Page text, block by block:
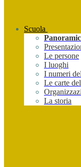
Scuola
Le persone
I luoghi
I numeri
Le carte
La storia